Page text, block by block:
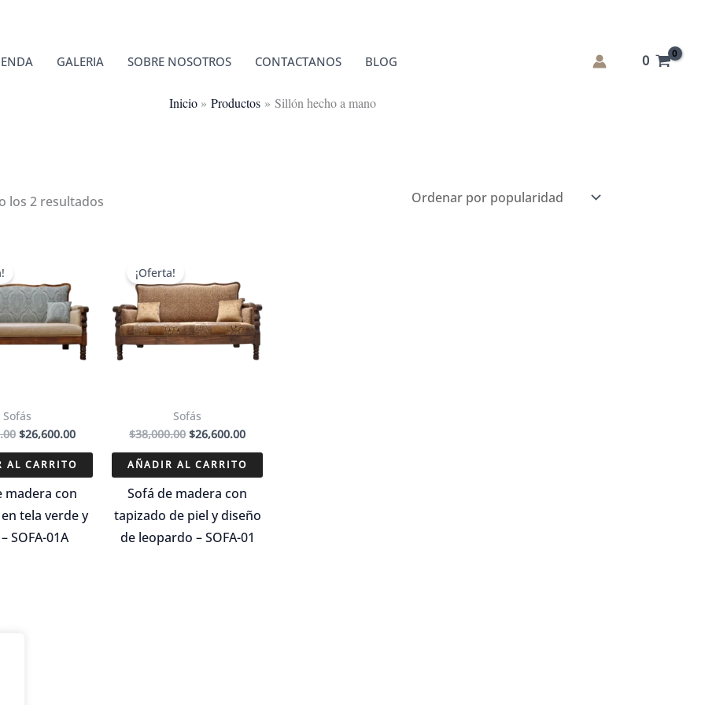
GALERIA SOBRE NOSOTROS CONTACTANOS BLOG 0
Inicio Productos Sillón hecho a mano
los 2 resultados
Sofás
El
original
era:
$38,000.00.
$26,600.00El
actual
es:
$26,600.00.
AL CARRITO
madera con
tela verde y
SOFA-01A
¡Oferta!
Sofás
$38,000.00 El
original
era:
$38,000.00.
$26,600.00El
actual
es:
$26,600.00.
AÑADIR AL CARRITO
Sofá de madera con
tapizado de piel y diseño
de leopardo – SOFA-01